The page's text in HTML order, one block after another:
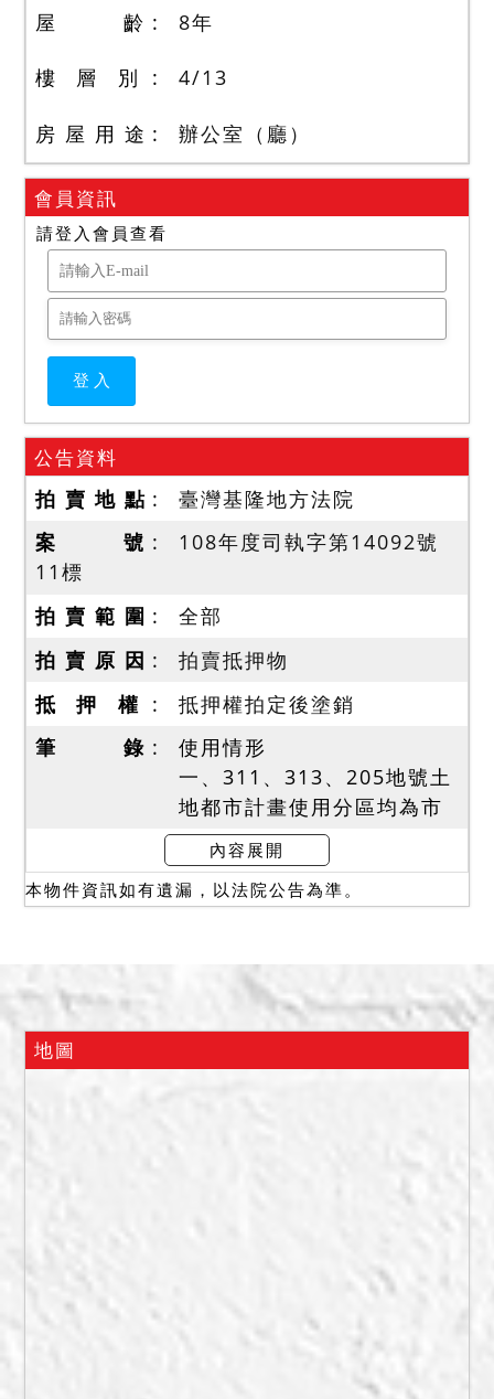
屋 齡 8年
樓 層 別 4/13
房 屋 用 途 辦公室（廳）
會員資訊
請登入會員查看
公告資料
拍 賣 地 點
臺灣基隆地方法院
案 號
108年度司執字第14092號
11標
拍 賣 範 圍
全部
拍 賣 原 因
拍賣抵押物
抵 押 權
抵押權拍定後塗銷
筆 錄
使用情形
一、311、313、205地號土
地都市計畫使用分區均為市
場用地。惟現在實際情形及
使用限制（例如：公用地役
關係、政府機關價購、徵
二、民國108年8月14、15
日查封時，1055建號為空
騎樓有擺放砂石，1樓商場堆
未粉刷完畢。大廳旁電梯為
裝置完成。於111年12月13
機械停車位，無正常運轉，
內容展開
本物件資訊如有遺漏，以法院公告為準。
地圖